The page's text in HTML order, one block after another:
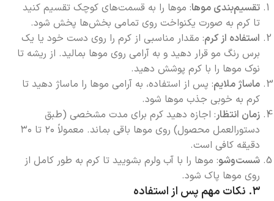
تقسیم‌بندی موها: موها را به قسمت‌های کوچک تقسیم کنید
تا کرم به صورت یکنواخت روی تمامی بخش‌ها پخش شود.
استفاده از کرم: مقدار مناسبی از کرم را روی دست خود یا یک
برس رنگ مو قرار دهید و به آرامی روی موها بمالید. از ریشه تا
نوک موها را با کرم پوشش دهید.
ماساژ ملایم: پس از استفاده، به آرامی موها را ماساژ دهید تا
کرم به خوبی جذب موها شود.
زمان انتظار: اجازه دهید کرم برای مدت مشخصی (طبق
دستورالعمل محصول) روی موها باقی بماند. معمولاً ۲۰ تا ۳۰
دقیقه کافی است.
شست‌وشو: موها را با آب ولرم بشویید تا کرم به طور کامل از
روی موها پاک شود.
۳. نکات مهم پس از استفاده